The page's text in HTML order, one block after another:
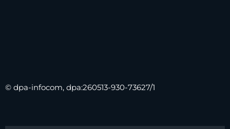
© dpa-infocom, dpa:260513-930-73627/1